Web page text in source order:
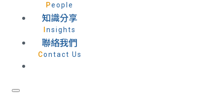
People
知識分享
Insights
聯絡我們
Contact Us